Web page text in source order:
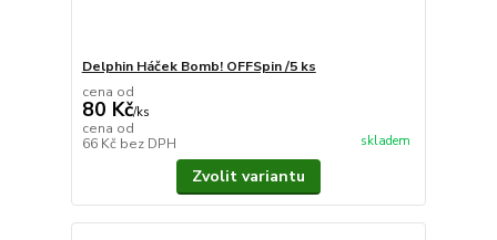
Delphin Háček Bomb! OFFSpin /5 ks
cena od
80 Kč/ks
cena od
66 Kč bez DPH skladem
Zvolit variantu